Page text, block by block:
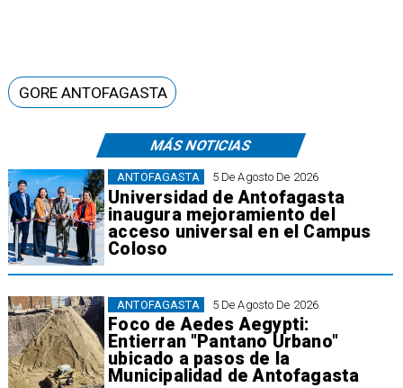
MÁS NOTICIAS
5 De Agosto De 2026
Universidad de Antofagasta
inaugura mejoramiento del
acceso universal en el Campus
Coloso
ANTOFAGASTA
5 De Agosto De 2026
Foco de Aedes Aegypti:
Entierran "Pantano Urbano"
ubicado a pasos de la
Municipalidad de Antofagasta
ANTOFAGASTA
GORE ANTOFAGASTA